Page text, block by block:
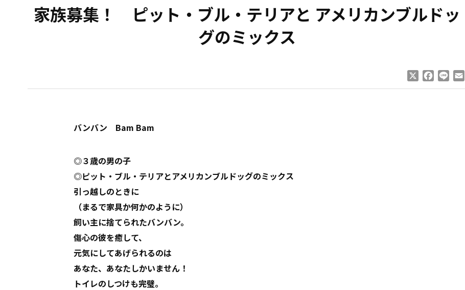
家族募集！ ピット・ブル・テリアと アメリカンブルドッ
グのミックス
Facebook
Line
バンバン Bam Bam
◎３歳の男の子
◎ピット・ブル・テリアとアメリカンブルドッグのミックス
引っ越しのときに
（まるで家具か何かのように）
飼い主に捨てられたバンバン。
傷心の彼を癒して、
元気にしてあげられるのは
あなた、あなたしかいません！
トイレのしつけも完璧。